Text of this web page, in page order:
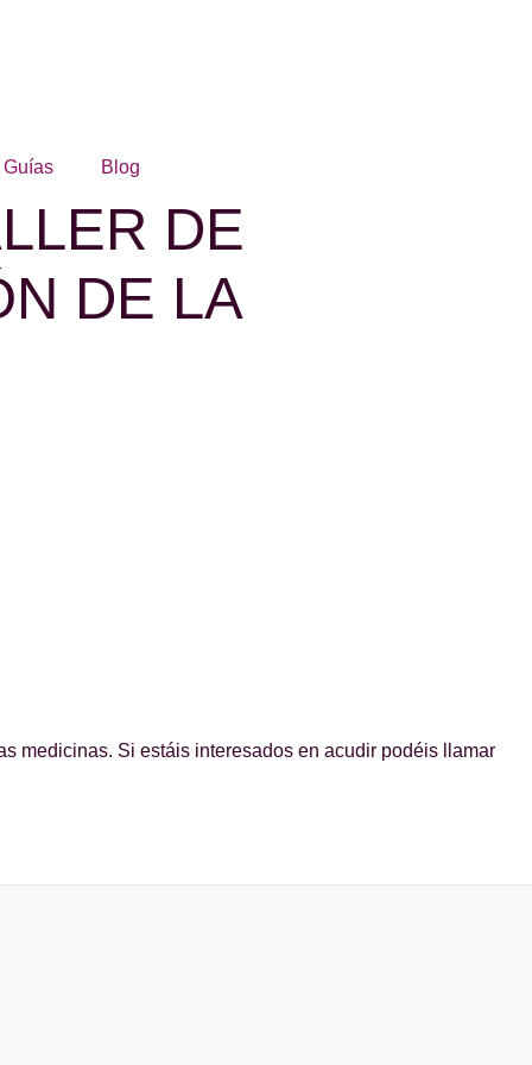
Guías Blog
DE
DE LA
medicinas. Si estáis interesados en acudir podéis llamar